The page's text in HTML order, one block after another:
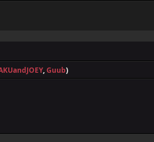
,Guub)